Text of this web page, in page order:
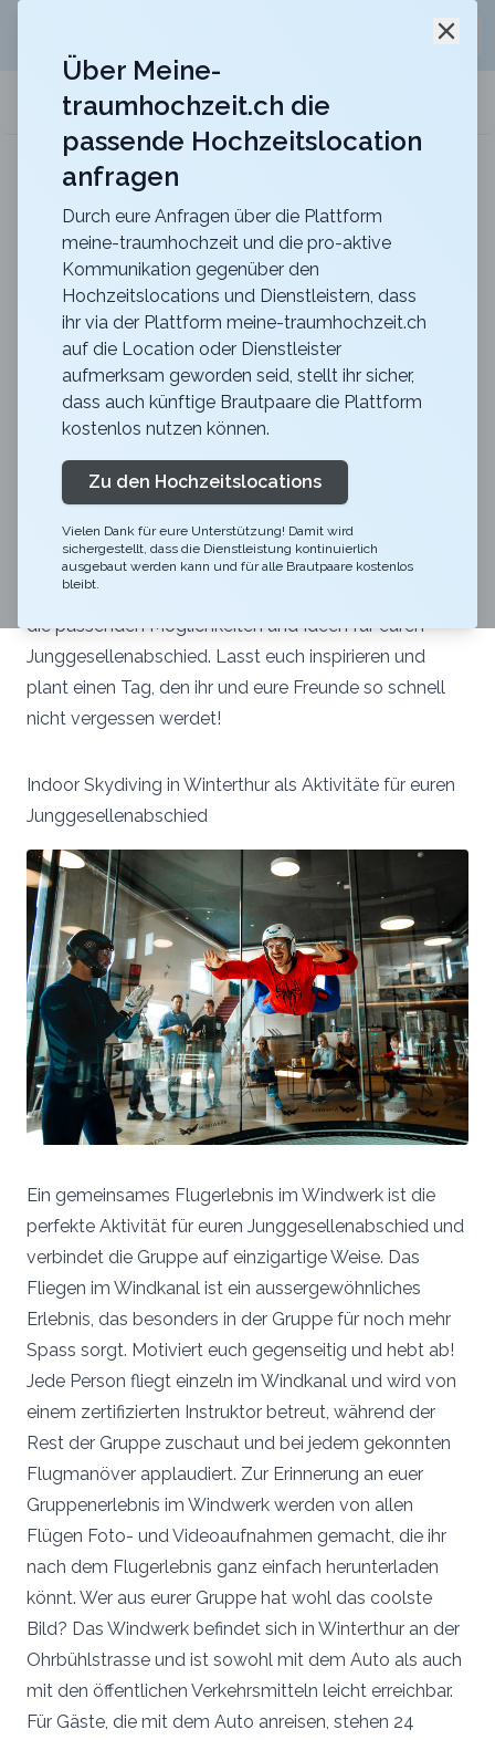
meine-traumhochzeit.ch
Berghotel Hahnenmoos
Heiraten mit unvergesslicher Aussicht mitten in
Junggesellenabschied
Bist du dabei, euren Junggesellenabschied zu planen
und suchst nach spannenden und erlebnisreichen
Ideen? Dann bist du bei uns genau richtig! Wir bieten
eine Vielzahl an Aktivitäten, die jeden Geschmack
treffen. Egal, ob ihr Lust auf einen aufregenden Escape
Room, actionreiches Paintball, einen lehrreichen
Barkurs, eine entspannte Weinwanderung, ein
aufregendes Indoor Skydiving, ein genussvolles
Winetasting oder vieles mehr habt – bei uns findet ihr
die passenden Möglichkeiten und Ideen für euren
Junggesellenabschied. Lasst euch inspirieren und
plant einen Tag, den ihr und eure Freunde so schnell
nicht vergessen werdet!
Indoor Skydiving in Winterthur als Aktivitäte für euren
Junggesellenabschied
Ein gemeinsames Flugerlebnis im Windwerk ist die
perfekte Aktivität für euren Junggesellenabschied und
verbindet die Gruppe auf einzigartige Weise. Das
Fliegen im Windkanal ist ein aussergewöhnliches
Erlebnis, das besonders in der Gruppe für noch mehr
Spass sorgt. Motiviert euch gegenseitig und hebt ab!
Jede Person fliegt einzeln im Windkanal und wird von
einem zertifizierten Instruktor betreut, während der
Rest der Gruppe zuschaut und bei jedem gekonnten
Flugmanöver applaudiert. Zur Erinnerung an euer
Gruppenerlebnis im Windwerk werden von allen
Flügen Foto- und Videoaufnahmen gemacht, die ihr
nach dem Flugerlebnis ganz einfach herunterladen
könnt. Wer aus eurer Gruppe hat wohl das coolste
Bild? Das Windwerk befindet sich in Winterthur an der
Ohrbühlstrasse und ist sowohl mit dem Auto als auch
mit den öffentlichen Verkehrsmitteln leicht erreichbar.
Für Gäste, die mit dem Auto anreisen, stehen 24
Über Meine-
traumhochzeit.ch die
passende Hochzeitslocation
anfragen
Durch eure Anfragen über die Plattform
meine-traumhochzeit und die pro-aktive
Kommunikation gegenüber den
Hochzeitslocations und Dienstleistern, dass
ihr via der Plattform meine-traumhochzeit.ch
auf die Location oder Dienstleister
aufmerksam geworden seid, stellt ihr sicher,
dass auch künftige Brautpaare die Plattform
kostenlos nutzen können.
Zu den Hochzeitslocations
Vielen Dank für eure Unterstützung! Damit wird
sichergestellt, dass die Dienstleistung kontinuierlich
ausgebaut werden kann und für alle Brautpaare kostenlos
bleibt.